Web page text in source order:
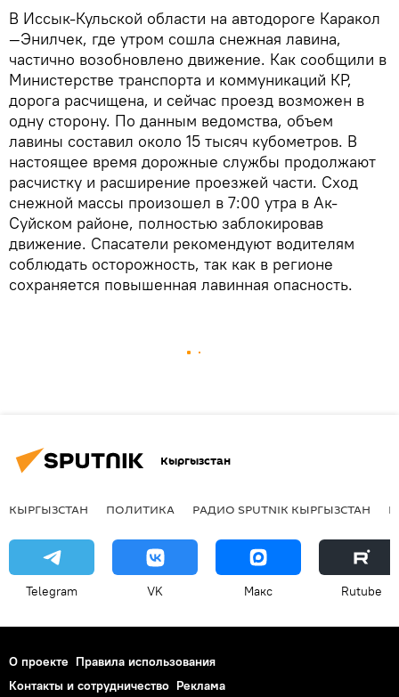
В Иссык-Кульской области на автодороге Каракол
—Энилчек, где утром сошла снежная лавина,
частично возобновлено движение. Как сообщили в
Министерстве транспорта и коммуникаций КР,
дорога расчищена, и сейчас проезд возможен в
одну сторону. По данным ведомства, объем
лавины составил около 15 тысяч кубометров. В
настоящее время дорожные службы продолжают
расчистку и расширение проезжей части. Сход
снежной массы произошел в 7:00 утра в Ак-
Суйском районе, полностью заблокировав
движение. Спасатели рекомендуют водителям
соблюдать осторожность, так как в регионе
сохраняется повышенная лавинная опасность.
Кыргызстан
КЫРГЫЗСТАН ПОЛИТИКА РАДИО SPUTNIK КЫРГЫЗСТАН
Telegram VK Макс Rutube
О проекте Правила использования
Контакты и сотрудничество Реклама